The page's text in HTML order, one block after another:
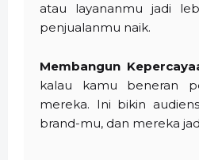
atau layananmu jadi
penjualanmu naik.
Membangun
kalau kamu beneran
mereka. Ini bikin
brand-mu, dan mereka